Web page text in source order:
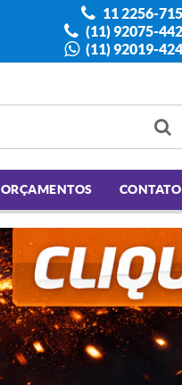
11 2256-
(11) 92075-
(11) 92019-
ORÇAMENTOS CONTATO